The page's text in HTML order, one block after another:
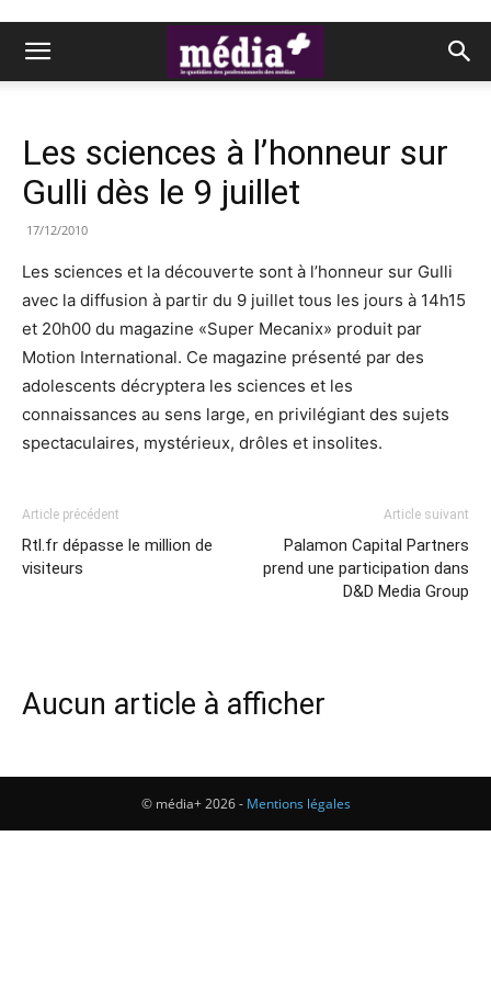
Les sciences à l’honneur sur
Gulli dès le 9 juillet
17/12/2010
Les sciences et la découverte sont à l’honneur sur Gulli
avec la diffusion à partir du 9 juillet tous les jours à 14h15
et 20h00 du magazine «Super Mecanix» produit par
Motion International. Ce magazine présenté par des
adolescents décryptera les sciences et les
connaissances au sens large, en privilégiant des sujets
spectaculaires, mystérieux, drôles et insolites.
Article précédent
Rtl.fr dépasse le million de
visiteurs
Article suivant
Palamon Capital Partners
prend une participation dans
D&D Media Group
Aucun article à afficher
© média+ 2026 - Mentions légales